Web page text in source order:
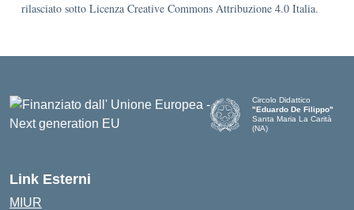
rilasciato sotto Licenza Creative Commons Attribuzione 4.0 Italia.
Circolo Didattico
"Eduardo De Filippo"
Santa Maria La Carità
(NA)
Link Esterni
MIUR